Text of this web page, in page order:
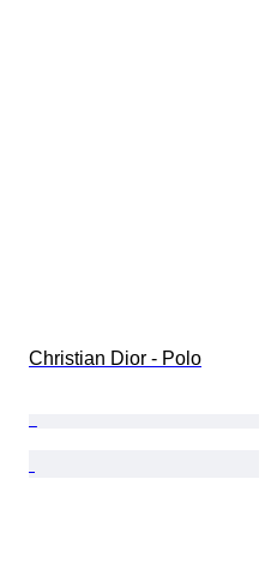
Christian Dior - Polo